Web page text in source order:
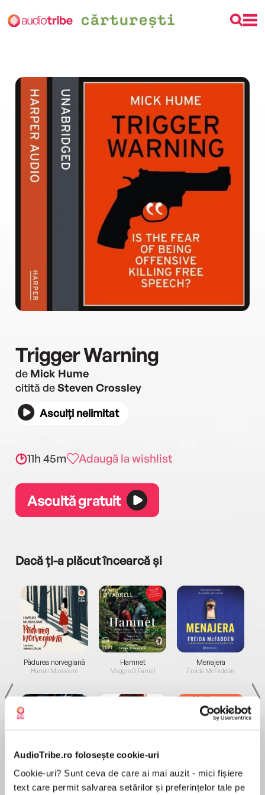
AudioTribe.ro folosește cookie-uri
Cookie-uri? Sunt ceva de care ai mai auzit - mici fișiere
text care permit salvarea setărilor și preferințelor tale pe
Trigger Warning
de Mick Hume
citită deSteven Crossley
Asculți nelimitat
11h 45m Adaugă la wishlist
Ascultă gratuit
Dacă ți-a plăcut încearcă și
Pădurea norvegiană
Haruki Murakami
Elita de Argint (Elita
de...
Hamnet
Maggie O'Farrell
Diavolul se îmbracă de
la...
Menajera
Freida McFadden
Migdală
Sohn Won-pyung